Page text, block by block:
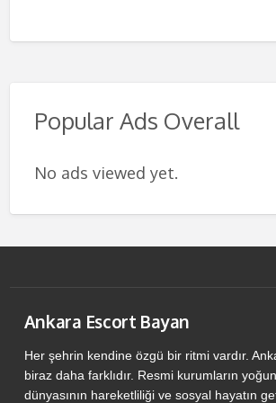
Popular Ads Overall
No ads viewed yet.
Ankara Escort Bayan
Her şehrin kendine özgü bir ritmi vardır.
biraz daha farklıdır. Resmi kurumların
dünyasının hareketliliği ve sosyal hayatın